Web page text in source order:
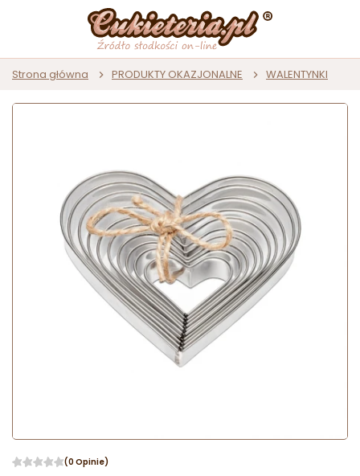
Strona główna PRODUKTY OKAZJONALNE WALENTYNKI
(0 Opinie)